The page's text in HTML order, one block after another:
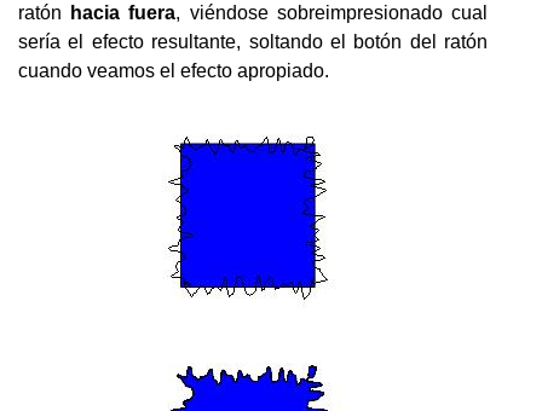
ratón
hacia fuera, viéndose sobreimpresionado cual
sería el efecto resultante, soltando el botón del ratón
cuando veamos el efecto apropiado.